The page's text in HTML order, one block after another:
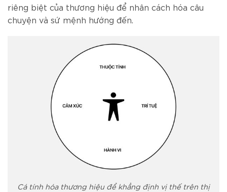
riêng biệt của thương hiệu để nhân cách hóa câu
chuyện và sứ mệnh hướng đến.
Cá tính hóa thương hiệu để khẳng định vị thế trên thị